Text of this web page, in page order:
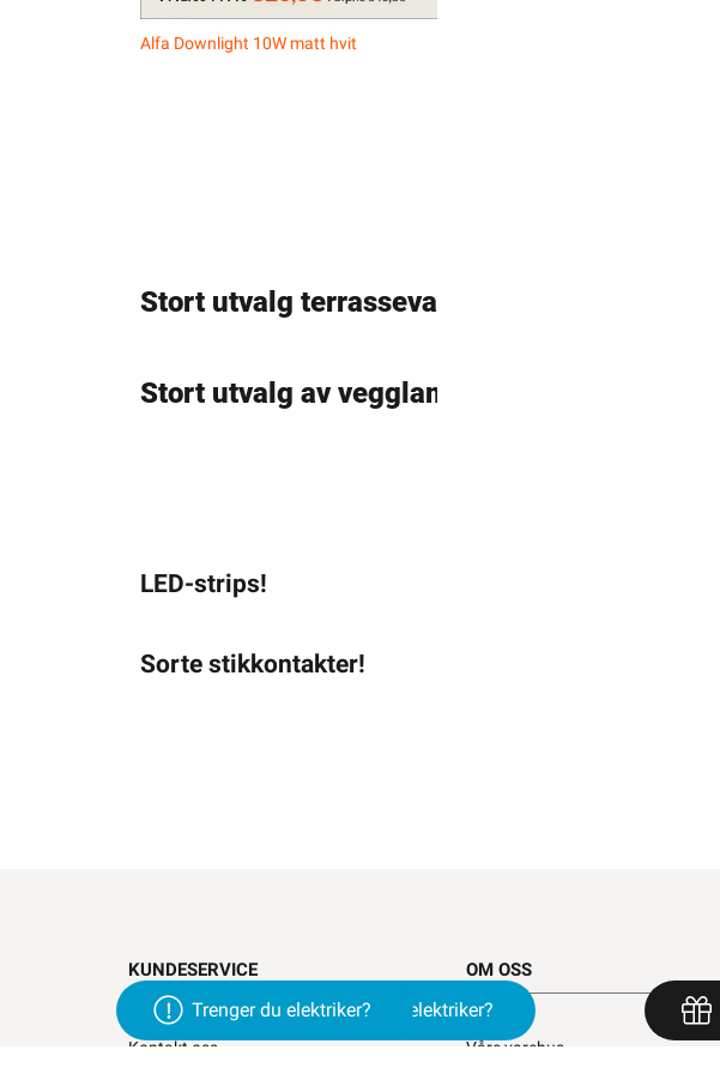
Alfa Downlight 10W matt hvit
Stort utvalg terrassevarmere
Stort utvalg av vegglamper!
LED-strips!
Sorte stikkontakter!
Trenger du elektriker?
KUNDESERVICE
Trenger du elektriker? Vi hjelper deg
Kontakt oss
OM OSS
Om oss
Våre varehus
Trenger du elektriker?